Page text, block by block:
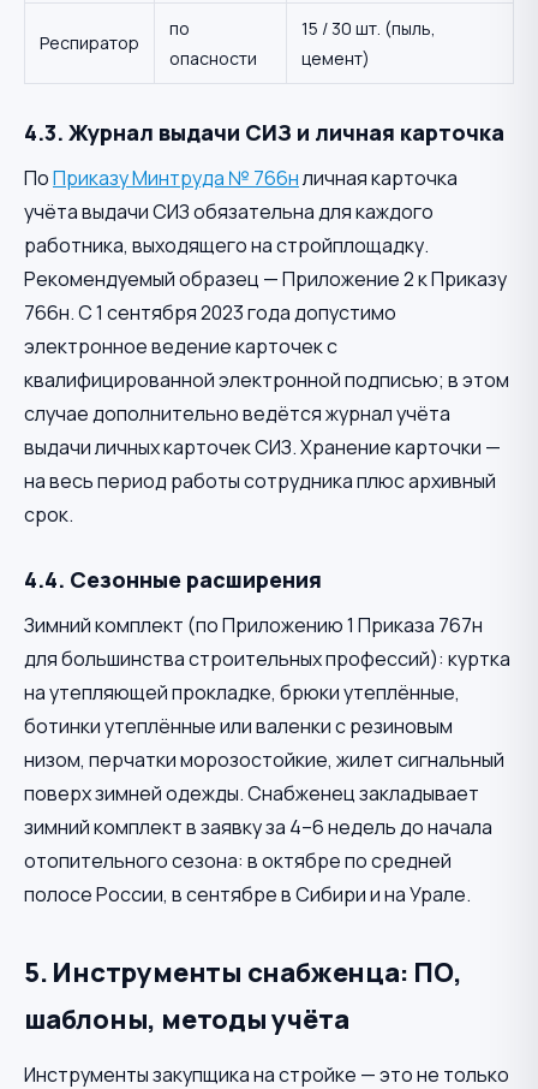
Респиратор
по
опасности
15 / 30 шт. (пыль,
цемент)
4.3. Журнал выдачи СИЗ и личная карточка
ПоПриказу Минтруда № 766нличная карточка
учёта выдачи СИЗ обязательна для каждого
работника, выходящего на стройплощадку.
Рекомендуемый образец — Приложение 2 к Приказу
766н. С 1 сентября 2023 года допустимо
электронное ведение карточек с
квалифицированной электронной подписью; в этом
случае дополнительно ведётся журнал учёта
выдачи личных карточек СИЗ. Хранение карточки —
на весь период работы сотрудника плюс архивный
срок.
4.4. Сезонные расширения
Зимний комплект (по Приложению 1 Приказа 767н
для большинства строительных профессий): куртка
на утепляющей прокладке, брюки утеплённые,
ботинки утеплённые или валенки с резиновым
низом, перчатки морозостойкие, жилет сигнальный
поверх зимней одежды. Снабженец закладывает
зимний комплект в заявку за 4–6 недель до начала
отопительного сезона: в октябре по средней
полосе России, в сентябре в Сибири и на Урале.
5. Инструменты снабженца: ПО,
шаблоны, методы учёта
Инструменты закупщика на стройке — это не только